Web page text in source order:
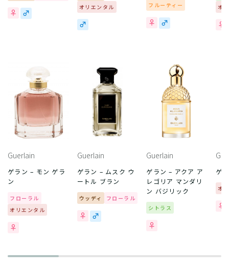
オリエンタル
フルーティー
オ
Guerlain
ゲラン – モン ゲラ
ン
フローラル
オリエンタル
Guerlain
ゲラン – ムスク ウ
ートル ブラン
ウッディ フローラル
Guerlain
ゲラン – アクア ア
レゴリア マンダリ
ン バジリック
シトラス
ゲ
オ